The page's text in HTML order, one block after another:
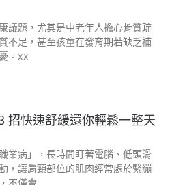
議題，尤其是中老年人擔心骨質疏
不足，甚至孩童在發育期若缺乏補
。xx
招快速舒緩還你輕鬆一整天
業病」，長時間盯著電腦、低頭滑
，讓肩頸部位的肌肉經常處於緊繃
不僅會